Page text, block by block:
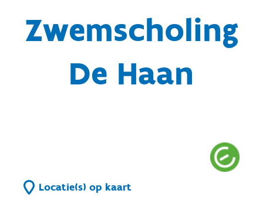
Zwemscholing
De Haan
Locatie(s) op kaart